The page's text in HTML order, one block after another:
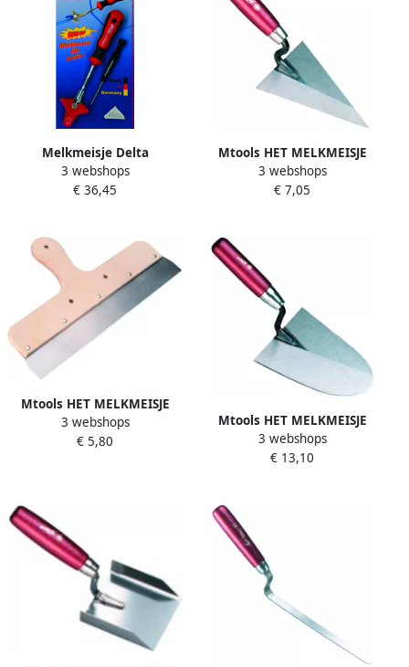
Melkmeisje Delta
voegensnijder op SB kaart
MM950100
3 webshops
€ 36,45
Mtools HET MELKMEISJE
Pleistertroffel 140mm spits
RVS |
3 webshops
€ 7,05
Mtools HET MELKMEISJE
Spackmes 400mm houten
greep RVS |
3 webshops
€ 5,80
Mtools HET MELKMEISJE
Metseltroffel Arnhems
model 170mm r.s. |
3 webshops
€ 13,10